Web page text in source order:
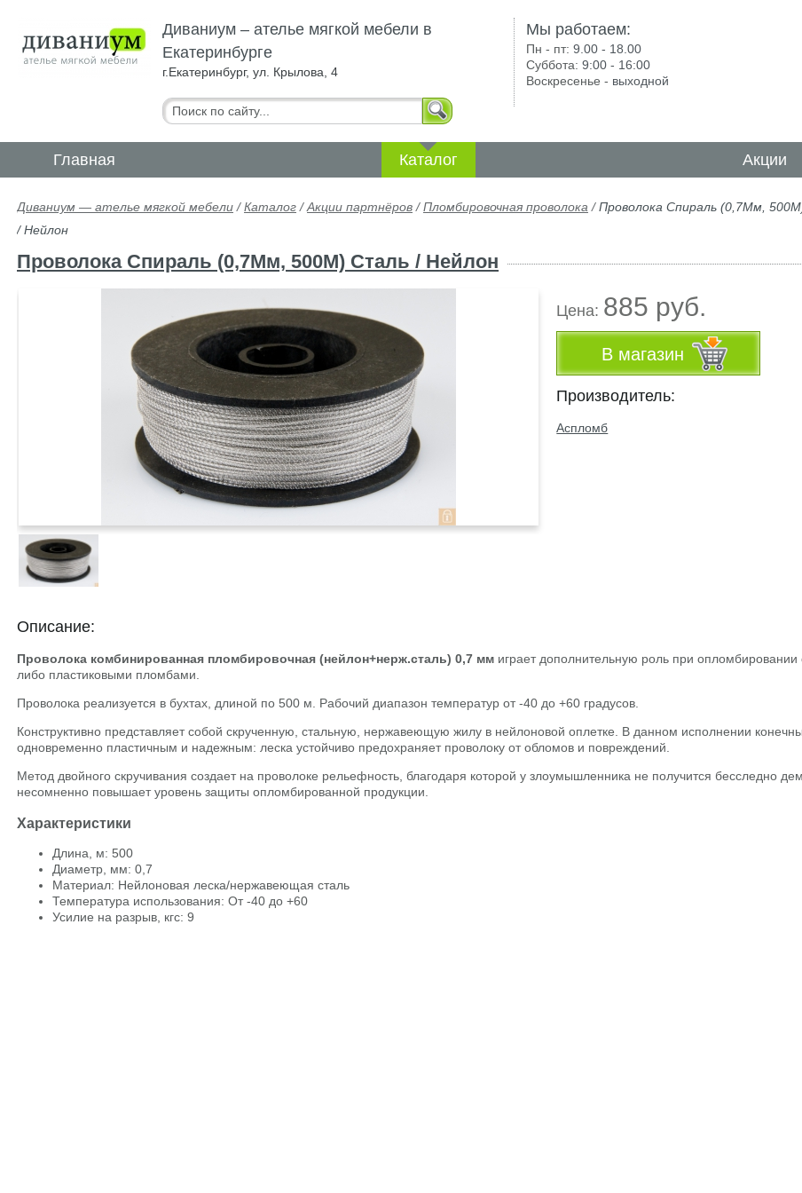
Диваниум – ателье мягкой мебели в
Екатеринбурге
г.Екатеринбург, ул. Крылова, 4
Мы работаем:
Пн - пт:9.00 - 18.00
Суббота:9:00 - 16:00
Воскресенье - выходной
Главная Каталог Акции
Диваниум — ателье мягкой мебели /Каталог /Акции партнёров /Пломбировочная проволока /Проволока Спираль (0,7Мм,
/ Нейлон
Проволока Спираль (0,7Мм, 500М) Сталь / Нейлон
Цена: 885 руб.
В магазин
Производитель:
Аспломб
Описание:
Проволока комбинированная пломбировочная (нейлон+нерж.сталь) 0,7 мм играет дополнительную роль при
либо пластиковыми пломбами.
Проволока реализуется в бухтах, длиной по 500 м. Рабочий диапазон температур от -40 до +60 градусов.
Конструктивно представляет собой скрученную, стальную, нержавеющую жилу в нейлоновой оплетке. В данном исполнении
одновременно пластичным и надежным: леска устойчиво предохраняет проволоку от обломов и повреждений.
Метод двойного скручивания создает на проволоке рельефность, благодаря которой у злоумышленника не получится бесследно
несомненно повышает уровень защиты опломбированной продукции.
Характеристики
Длина, м: 500
Диаметр, мм: 0,7
Материал: Нейлоновая леска/нержавеющая сталь
Температура использования: От -40 до +60
Усилие на разрыв, кгс: 9